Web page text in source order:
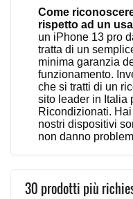
Come
rispetto ad un
un iPhone 13 pro
tratta di un
minima garanzia
funzionamento.
che si tratti di un
sito leader in Italia
Ricondizionati.
nostri dispositivi
non danno
30 prodotti più